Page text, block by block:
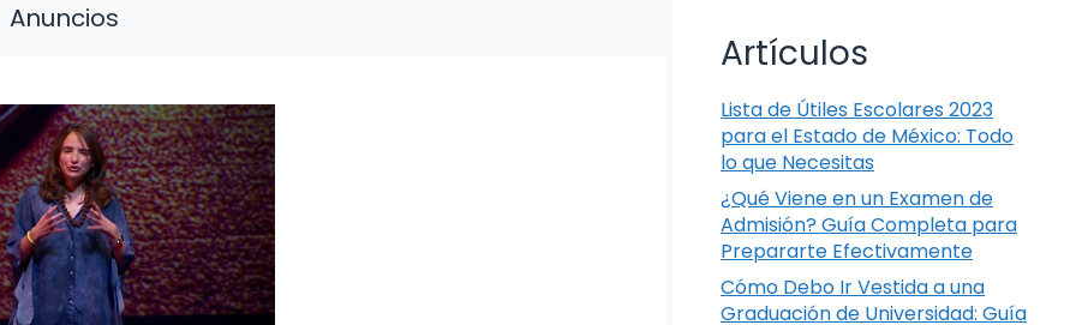
Anuncios
Artículos
Lista de Útiles Escolares 2023
para el Estado de México: Todo
lo que Necesitas
¿Qué Viene en un Examen de
Admisión? Guía Completa para
Prepararte Efectivamente
Cómo Debo Ir Vestida a una
Graduación de Universidad: Guía